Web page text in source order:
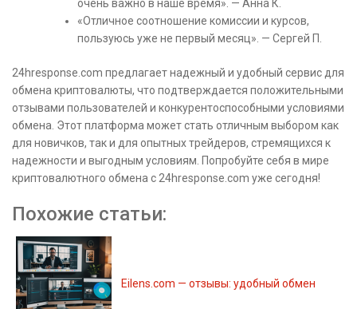
очень важно в наше время». — Анна К.
«Отличное соотношение комиссии и курсов,
пользуюсь уже не первый месяц». — Сергей П.
24hresponse.com предлагает надежный и удобный сервис для
обмена криптовалюты, что подтверждается положительными
отзывами пользователей и конкурентоспособными условиями
обмена. Этот платформа может стать отличным выбором как
для новичков, так и для опытных трейдеров, стремящихся к
надежности и выгодным условиям. Попробуйте себя в мире
криптовалютного обмена с 24hresponse.com уже сегодня!
Похожие статьи:
Eilens.com — отзывы: удобный обмен